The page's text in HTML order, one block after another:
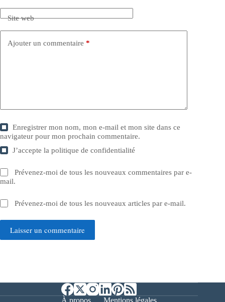
Site web
Ajouter un commentaire *
Enregistrer mon nom, mon e-mail et mon site dans ce
navigateur pour mon prochain commentaire.
J’accepte lapolitique de confidentialité
Prévenez-moi de tous les nouveaux commentaires par e-
mail.
Prévenez-moi de tous les nouveaux articles par e-mail.
Laisser un commentaire
À propos Mentions légales